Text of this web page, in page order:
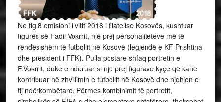
Ne fig.8 emisioni i vitit 2018 i filatelise Kosovës, kushtuar
figurës së Fadil Vokrrit, një prej personaliteteve më të
rëndësishëm të futbollit në Kosovë (legjendë e KF Prishtina
dhe president i FFK). Pulla postare shfaq portretin e
F.Vokrrit, duke e nderuar si një prej figurave kyçe që kanë
kontribuar në zhvillimin e futbollit në Kosovë dhe njohjen e
tij ndërkombëtare. Përmes kombinimit të portretit,